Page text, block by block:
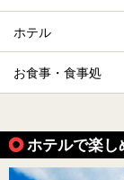
ホテル
お食事・食事処
ホテルで楽し